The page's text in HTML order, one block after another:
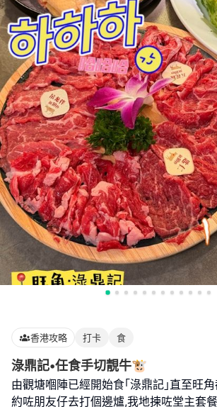
香港攻略 打卡 食
淥鼎記•任食手切靚牛🐮
由觀塘嗰陣已經開始食｢淥鼎記｣直至旺
約咗朋友仔去打個邊爐,我地揀咗堂主套